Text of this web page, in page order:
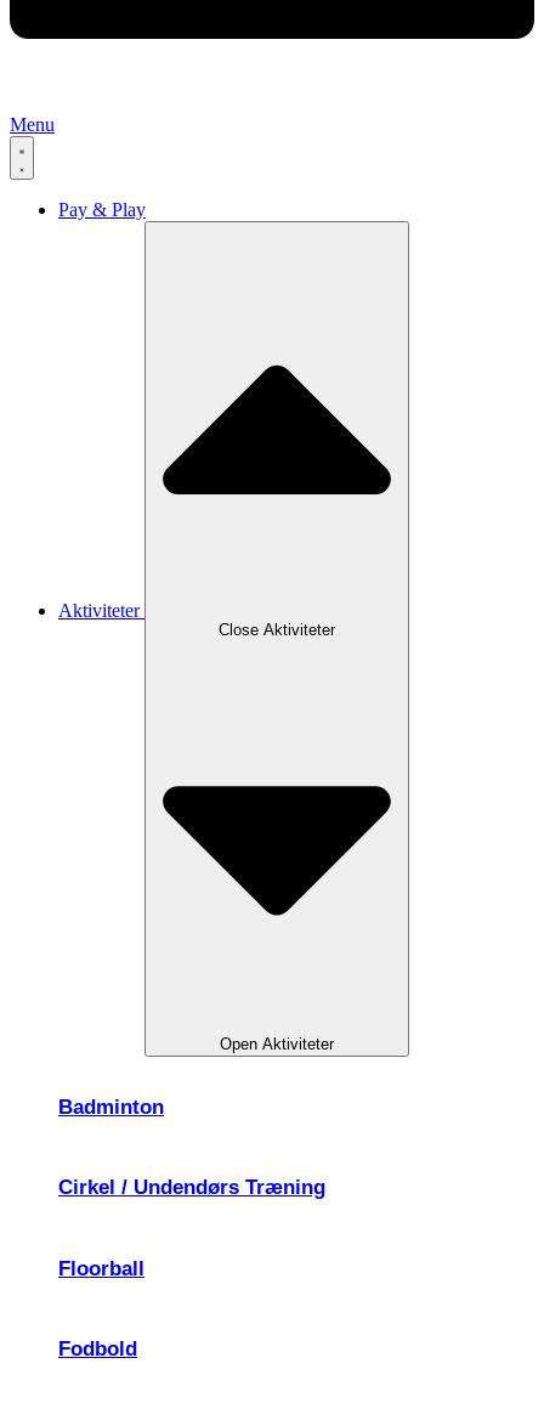
Menu
Pay & Play
Aktiviteter
Close Aktiviteter
Open Aktiviteter
Badminton
Cirkel / Undendørs Træning
Floorball
Fodbold